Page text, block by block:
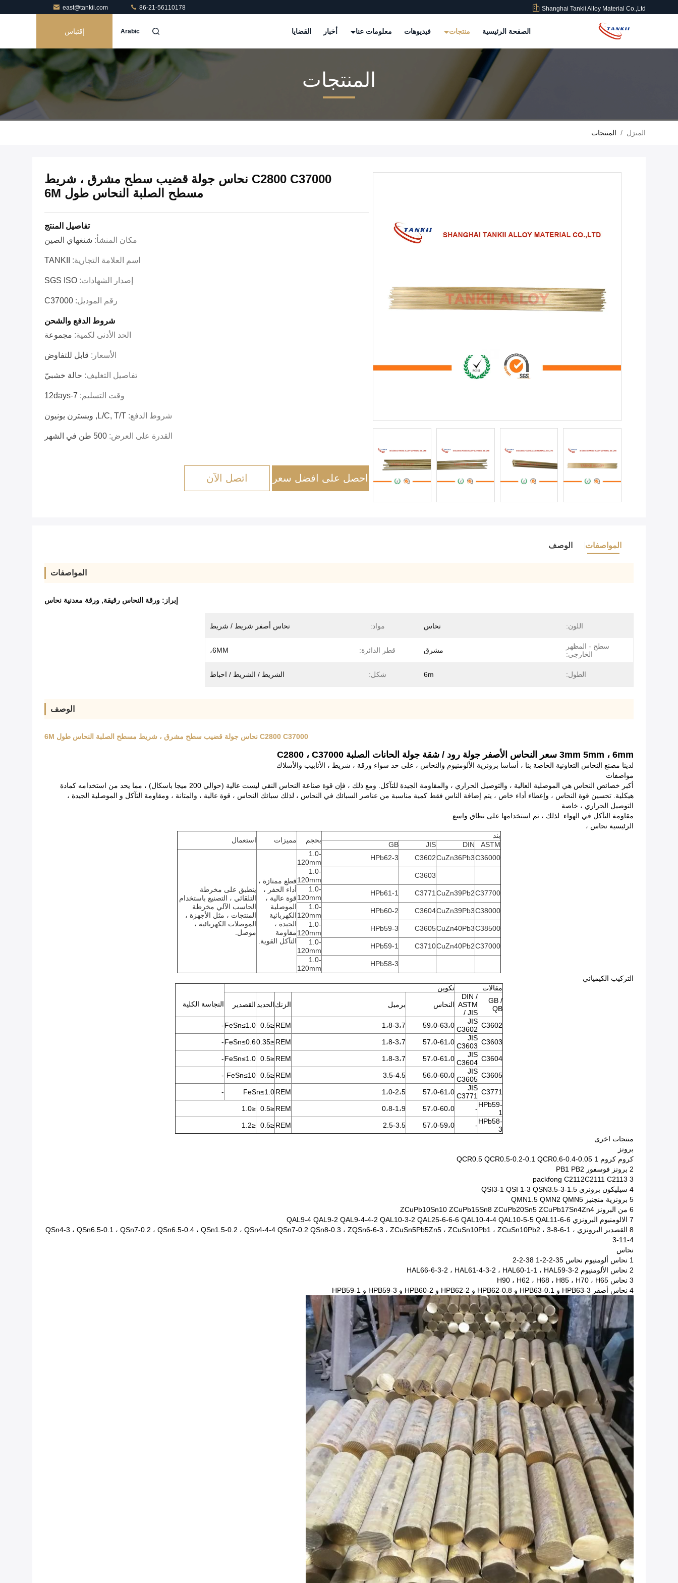
Shanghai Tankii Alloy Material Co.,Ltd
east@tankii.com 86-21-56110178
الصفحة الرئيسية منتجات فيديوهات معلومات عنا أخبار القضايا Arabic إقتباس
المنتجات
المنزل / المنتجات
C2800 C37000 نحاس جولة قضيب سطح مشرق ، شريط
مسطح الصلبة النحاس طول 6M
تفاصيل المنتج
مكان المنشأ: شنغهاي الصين
اسم العلامة التجارية: TANKII
إصدار الشهادات: SGS ISO
رقم الموديل: C37000
شروط الدفع والشحن
الحد الأدنى لكمية: مجموعة
الأسعار: قابل للتفاوض
تفاصيل التغليف: حالة خشبيّ
وقت التسليم: 7-12days
شروط الدفع: L/C, T/T, ويسترن يونيون
القدرة على العرض: 500 طن في الشهر
احصل على افضل سعر اتصل الآن
المواصفات الوصف
المواصفات
إبراز: ورقة النحاس رقيقة, ورقة معدنية نحاس
اللون: نحاس مواد: نحاس أصفر شريط / شريط
سطح - المظهر
الخارجي:
مشرق قطر الدائرة: 6MM،
الطول: 6m شكل: الشريط / الشريط / احباط
الوصف
C2800 C37000 نحاس جولة قضيب سطح مشرق ، شريط مسطح الصلبة النحاس طول 6M
3mm 5mm ، 6mm سعر النحاس الأصفر جولة رود / شقة جولة الحانات الصلبة C2800 ، C37000
لدينا مصنع النحاس التعاونية الخاصة بنا ، أساسا برونزية الألومنيوم والنحاس ، على حد سواء ورقة ، شريط ، الأنابيب والأسلاك
مواصفات
أكبر خصائص النحاس هي الموصلية العالية ، والتوصيل الحراري ، والمقاومة الجيدة للتآكل. ومع ذلك ، فإن قوة صناعة النحاس النقي ليست عالية (حوالي 200 ميجا باسكال) ، مما يحد من استخدامه كمادة
هيكلية. تحسين قوة النحاس ، وإعطاء أداء خاص ، يتم إضافة الناس فقط كمية مناسبة من عناصر السبائك في النحاس ، لذلك سبائك النحاس ، قوة عالية ، والمتانة ، ومقاومة التآكل و الموصلية الجيدة ،
التوصيل الحراري ، خاصة
مقاومة التآكل في الهواء. لذلك ، تم استخدامها على نطاق واسع
الرئيسية نحاس ،
بند
بحجم مميزات استعمال
ASTM
DIN
JIS
GB
C36000
CuZn36Pb3
C3602
HPb62-3
1.0-
120mm
قطع ممتازة ،
أداء الحفر ،
قوة عالية ،
الموصلية
الكهربائية
الجيدة ،
مقاومة
التآكل القوية.
ينطبق على مخرطة
التلقائي ، التصنيع باستخدام
الحاسب الآلي مخرطة
المنتجات ، مثل الأجهزة ،
الموصلات الكهربائية ،
موصل.
C3603
1.0-
120mm
C37700
CuZn39Pb2
C3771
HPb61-1
1.0-
120mm
C38000
CuZn39Pb3
C3604
HPb60-2
1.0-
120mm
C38500
CuZn40Pb3
C3605
HPb59-3
1.0-
120mm
C37000
CuZn40Pb2
C3710
HPb59-1
1.0-
120mm
HPb58-3
1.0-
120mm
التركيب الكيميائي
مقالات
تكوين
النجاسة الكلية
GB /
QB
DIN /
ASTM
/ JIS
النحاس برميل الزنكالحديد القصدير
C3602
JIS
C3602 59،0-63،0 1،8-3،7 REM
≤0.5
FeSn≤1.0
-
C3603
JIS
C3603 57،0-61،0 1،8-3،7 REM
≤0.35
FeSn≤0.6
-
C3604
JIS
C3604 57،0-61،0 1،8-3،7 REM
≤0.5
FeSn≤1.0
-
C3605
JIS
C3605 56،0-60،0 3.5-4.5
REM
≤0.5
FeSn≤10
-
C3771
JIS
C3771 57،0-61،0 1،0-2،5 REM
FeSn≤1.0
-
HPb59-
1
- 57،0-60،0 0،8-1،9 REM
≤0.5
≤1.0
HPb58-
3
- 57،0-59،0 2.5-3.5
REM
≤0.5
≤1.2
منتجات اخرى
برونز
كروم كروم 1 QCR0.5 QCR0.5-0.2-0.1 QCR0.6-0.4-0.05
2 برونز فوسفور PB1 PB2
3 packfong C2112C2111 C2113
4 سيليكون برونزي QSI3-1 QSI 1-3 QSN3.5-3-1.5
5 برونزية منجنيز QMN1.5 QMN2 QMN5
6 من البرونز ZCuPb10Sn10 ZCuPb15Sn8 ZCuPb20Sn5 ZCuPb17Sn4Zn4
7 الالومنيوم البرونزي QAL9-4 QAL9-2 QAL9-4-4-2 QAL10-3-2 QAL25-6-6-6 QAL10-4-4 QAL10-5-5 QAL11-6-6
8 القصدير البرونزي QSn4-3 ، QSn6.5-0.1 ، QSn7-0.2 ، QSn6.5-0.4 ، QSn1.5-0.2 ، QSn4-4-4 QSn7-0.2 QSn8-0.3 ، ZQSn6-6-3 ، ZCuSn5Pb5Zn5 ، ZCuSn10Pb1 ، ZCuSn10Pb2 ، 3-8-6-1 ،
3-11-4
نحاس
1 نحاس ألومنيوم نحاس 35-2-2-1 38-2-2
2 نحاس الألومنيوم HAL66-6-3-2 ، HAL61-4-3-2 ، HAL60-1-1 ، HAL59-3-2
3 نحاس H90 ، H62 ، H68 ، H85 ، H70 ، H65
4 نحاس أصفر HPB63-3 و HPB63-0.1 و HPB62-0.8 و HPB62-2 و HPB60-2 و HPB59-3 و ​​HPB59-1